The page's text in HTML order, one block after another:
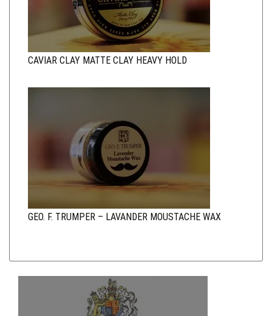
CAVIAR CLAY MATTE CLAY HEAVY HOLD
GEO. F. TRUMPER – LAVANDER MOUSTACHE WAX